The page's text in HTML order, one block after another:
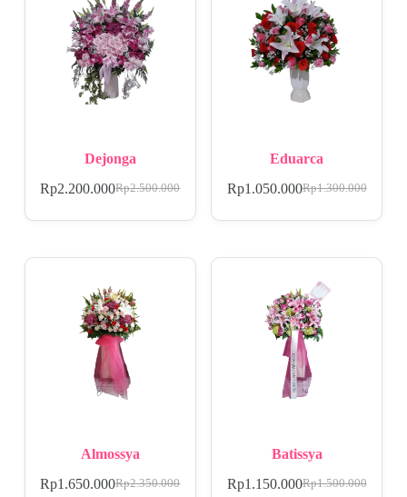
Dejonga
Rp2.500.000
Rp2.200.000
Eduarca
Rp1.300.000
Rp1.050.000
Almossya
Rp2.350.000
Rp1.650.000
Batissya
Rp1.500.000
Rp1.150.000